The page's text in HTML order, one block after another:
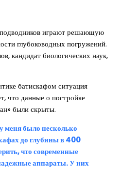
играют решающую
глубоководных погружений.
кандидат биологических наук,
батискафом ситуация
что данные о постройке
были скрыты.
меня было несколько
до глубины в 400
что современные
аппараты. У них